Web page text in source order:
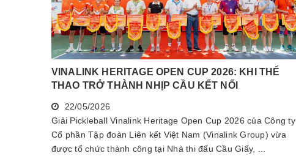
VINALINK HERITAGE OPEN CUP 2026: KHI THỂ
THAO TRỞ THÀNH NHỊP CẦU KẾT NỐI
22/05/2026
Giải Pickleball Vinalink Heritage Open Cup 2026 của Công ty
Cổ phần Tập đoàn Liên kết Việt Nam (Vinalink Group) vừa
được tổ chức thành công tại Nhà thi đấu Cầu Giấy, ...